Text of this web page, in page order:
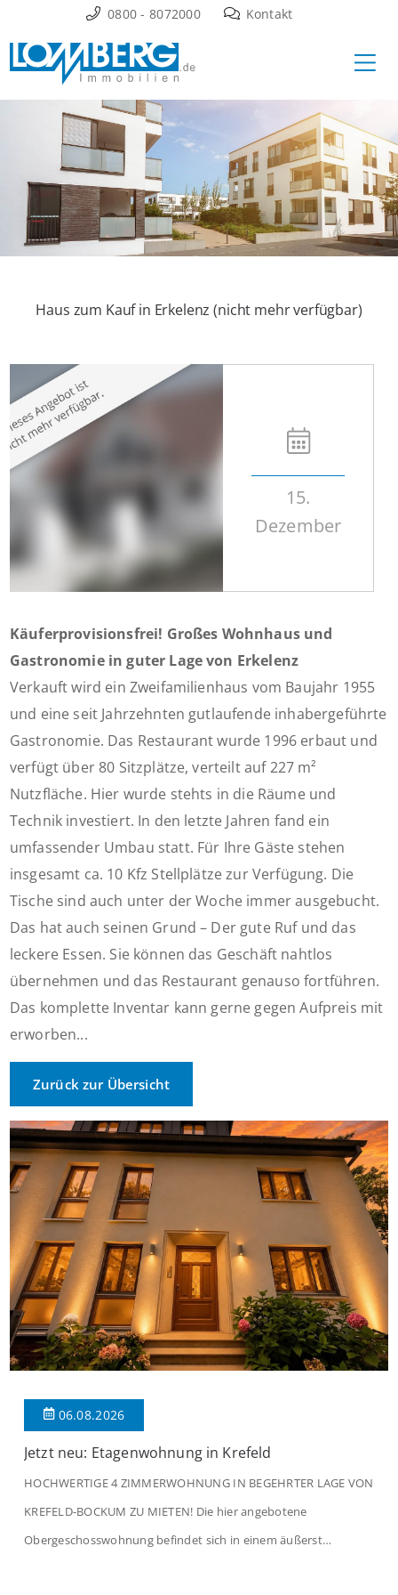
Inhalt
springen
0800 - 8072000 Kontakt
Haus zum Kauf in Erkelenz (nicht mehr verfügbar)
15.
Dezember
Käuferprovisionsfrei! Großes Wohnhaus und
Gastronomie in guter Lage von Erkelenz
Verkauft wird ein Zweifamilienhaus vom Baujahr 1955
und eine seit Jahrzehnten gutlaufende inhabergeführte
Gastronomie. Das Restaurant wurde 1996 erbaut und
verfügt über 80 Sitzplätze, verteilt auf 227 m²
Nutzfläche. Hier wurde stehts in die Räume und
Technik investiert. In den letzte Jahren fand ein
umfassender Umbau statt. Für Ihre Gäste stehen
insgesamt ca. 10 Kfz Stellplätze zur Verfügung. Die
Tische sind auch unter der Woche immer ausgebucht.
Das hat auch seinen Grund – Der gute Ruf und das
leckere Essen. Sie können das Geschäft nahtlos
übernehmen und das Restaurant genauso fortführen.
Das komplette Inventar kann gerne gegen Aufpreis mit
erworben...
Zurück zur Übersicht
06.08.2026
Jetzt neu: Etagenwohnung in Krefeld
HOCHWERTIGE 4 ZIMMERWOHNUNG IN BEGEHRTER LAGE VON
KREFELD-BOCKUM ZU MIETEN! Die hier angebotene
Obergeschosswohnung befindet sich in einem äußerst